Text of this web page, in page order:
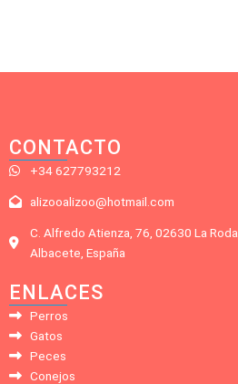
CONTACTO
+34 627793212
alizooalizoo@hotmail.com
C. Alfredo Atienza, 76, 02630 La Roda,
Albacete, España
ENLACES
Perros
Gatos
Peces
Conejos